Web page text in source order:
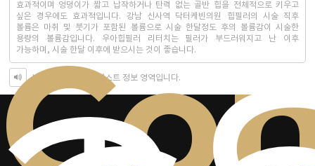
효과적이며 엉덩이가 짧고 납작하거나 탄력 없는 골반 힙을 전체적으로 키우고
싶은 경우에도 효과적입니다. 강남 신사역 닥터케빈의원 힙필러의 시술 직후
볼륨은 마취 및 붓기가 포함된 볼륨으로 시술 한달정도 후의 볼륨감이 시술한
용량의 볼륨감입니다. 우아힙필러 리터치는 필러가 부드러워지고 난 이후
가능하며, 시술 한달 이후에 받으시는 것이 좋습니다.
시각장애인을 위한 텍스트 정보 영역입니다.